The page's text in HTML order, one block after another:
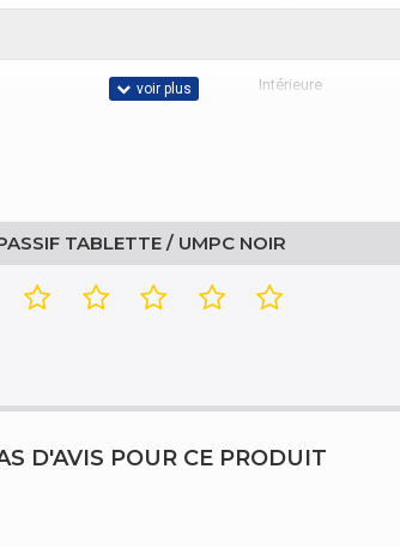
Intérieure
horizontale/verticale
TABLETTE / UMPC NOIR
D'AVIS POUR CE PRODUIT